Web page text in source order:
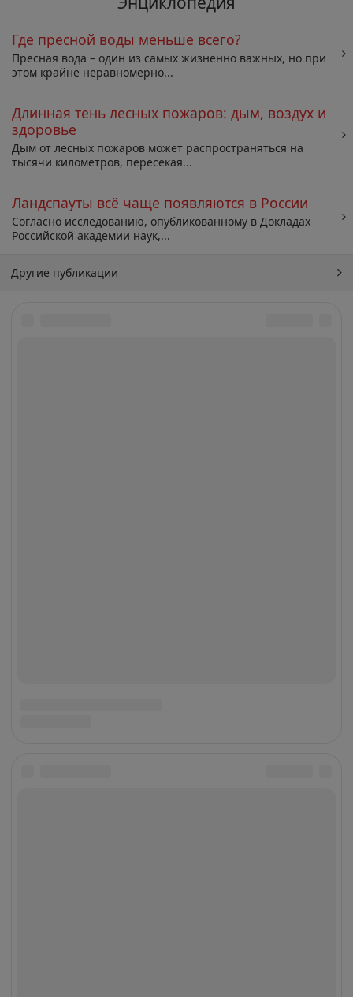
Где пресной воды меньше всего?
Пресная вода – один из самых жизненно важных, но при
этом крайне неравномерно...
Длинная тень лесных пожаров: дым, воздух и
здоровье
Дым от лесных пожаров может распространяться на
тысячи километров, пересекая...
Ландспауты всё чаще появляются в России
Согласно исследованию, опубликованному в Докладах
Российской академии наук,...
Другие публикации